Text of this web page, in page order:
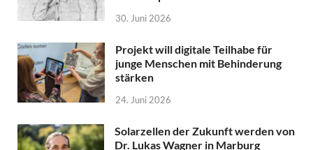
30. Juni 2026
Projekt will digitale Teilhabe für
junge Menschen mit Behinderung
stärken
24. Juni 2026
Solarzellen der Zukunft werden von
Dr. Lukas Wagner in Marburg